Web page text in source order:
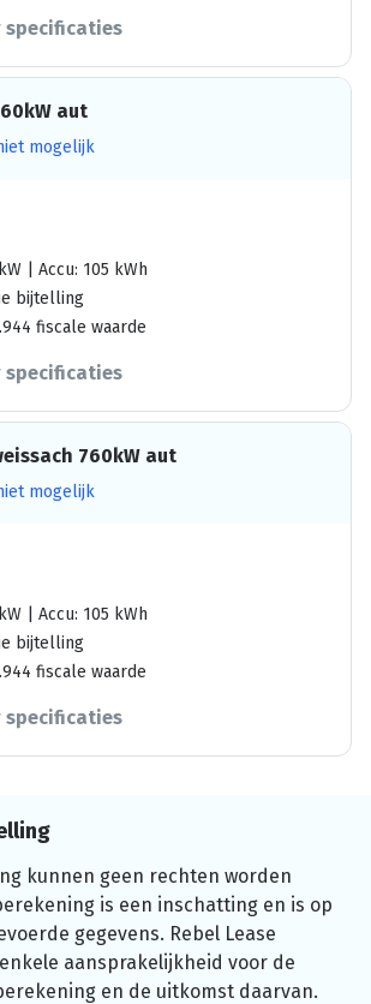
specificaties
aut
mogelijk
| Accu: 105 kWh
bijtelling
fiscale waarde
specificaties
760kW aut
mogelijk
| Accu: 105 kWh
bijtelling
fiscale waarde
specificaties
kunnen geen rechten worden
is een inschatting en is op
gegevens. Rebel Lease
aansprakelijkheid voor de
en de uitkomst daarvan.